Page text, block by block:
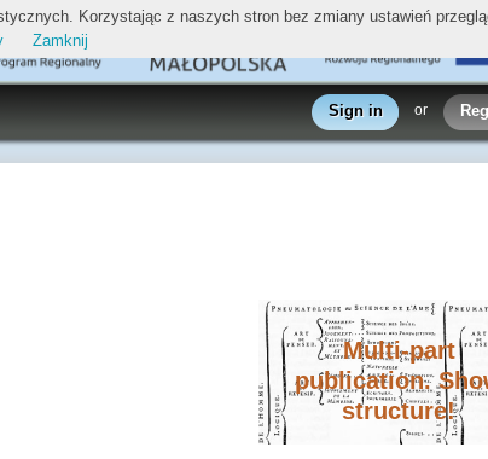
Sign in or
Multi-part
publication.
structure!
Korzystając z naszych stron bez zmiany ustawień
Zamknij